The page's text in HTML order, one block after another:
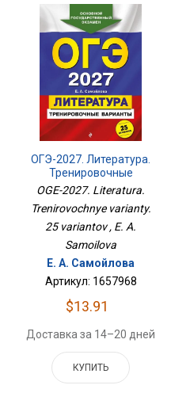
ОГЭ-2027. Литература.
Тренировочные
Варианты. 25 Вариантов
OGE-2027. Literatura.
Trenirovochnye varianty.
25 variantov , E. A.
Samoilova
Е. А. Самойлова
Артикул: 1657968
$13.91
Доставка за 14–20 дней
КУПИТЬ